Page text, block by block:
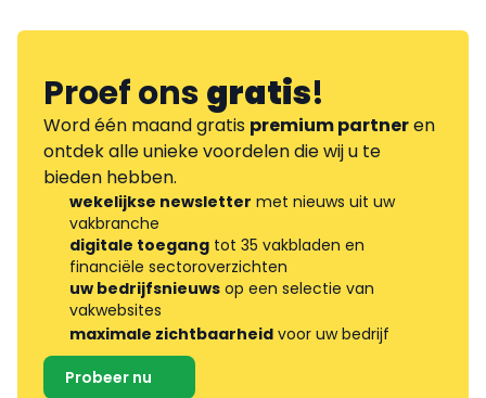
Proef onsgratis!
Word één maand gratis premium partneren
ontdek alle unieke voordelen die wij u te
bieden hebben.
wekelijkse newsletter met nieuws uit uw
vakbranche
digitale toegang tot 35 vakbladen en
financiële sectoroverzichten
uw bedrijfsnieuws op een selectie van
vakwebsites
maximale zichtbaarheid voor uw bedrijf
Probeer nu